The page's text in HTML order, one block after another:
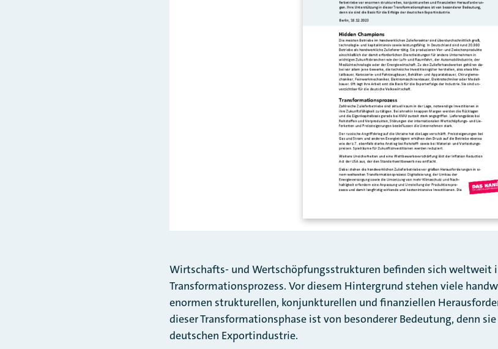
Wirtschafts- und Wertschöpfungsstrukturen befinden sich weltweit
Transformationsprozess. Vor diesem Hintergrund stehen viele
enormen strukturellen, konjunkturellen und finanziellen
dieser Transformationsphase ist von besonderer Bedeutung, denn
deutschen Exportindustrie.